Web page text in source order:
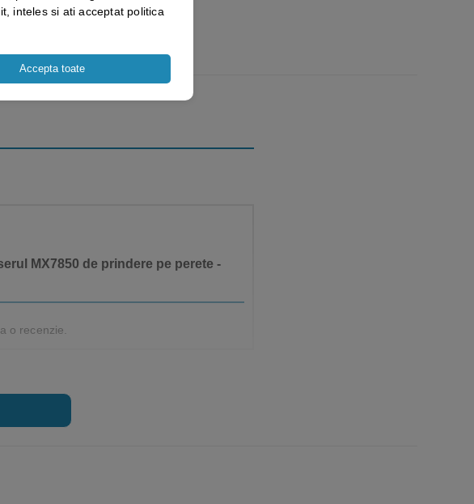
MX7850 de prindere pe perete -
o recenzie.
inteles si ati acceptat politica
Accepta toate